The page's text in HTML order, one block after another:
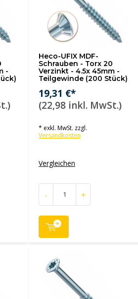
-
Heco-UFIX MDF-
Schrauben - Torx 20
Verzinkt - 4.5x 45mm -
Teilgewinde (200 Stück)
19,31 €*
(22,98 inkl. MwSt.)
* exkl. MwSt. zzgl.
Versandkosten
Vergleichen
- +